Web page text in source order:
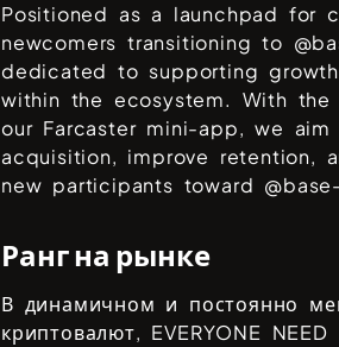
Positioned as a launchpad for
newcomers transitioning to
dedicated to supporting
within the ecosystem. With
our Farcaster mini-app, we
acquisition, improve retention,
new participants toward
Ранг на рынке
В динамичном и постоянно
криптовалют, EVERYONE NEED